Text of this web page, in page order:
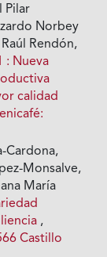
Pilar
Norbey
Rendón,
: Nueva
calidad
Cardona,
Monsalve,
María
,
Castillo